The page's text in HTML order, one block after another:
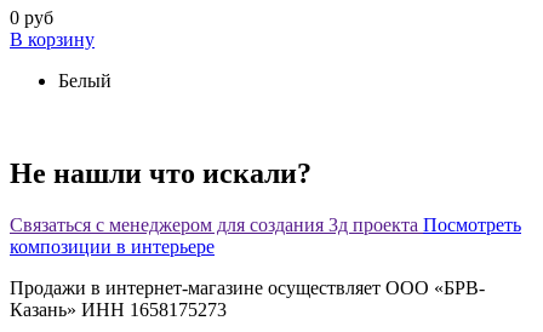
0 руб
В корзину
Белый
Не нашли что искали?
Связаться с менеджером для создания 3д проекта Посмотреть
композиции в интерьере
Продажи в интернет-магазине осуществляет ООО «БРВ-
Казань» ИНН 1658175273